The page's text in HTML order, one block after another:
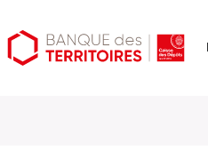
Aller
au
Aller
au
Ouvrir
les